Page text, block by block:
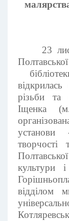
23
різьби та
Іщенка
творчості
культури
відділом